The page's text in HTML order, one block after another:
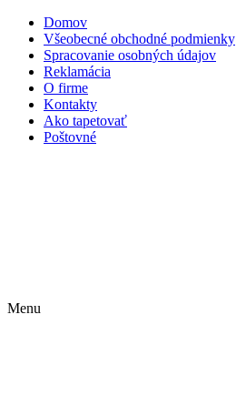
Domov
Všeobecné obchodné podmienky
Spracovanie osobných údajov
Reklamácia
O firme
Kontakty
Ako tapetovať
Poštovné
Menu